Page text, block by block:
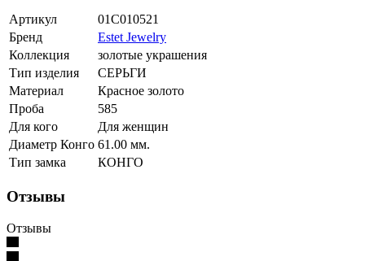
Артикул
01С010521
Бренд
Estet Jewelry
Коллекция
золотые украшения
Тип изделия
СЕРЬГИ
Материал
Красное золото
Проба
585
Для кого
Для женщин
Диаметр Конго 61.00 мм.
Тип замка
КОНГО
Отзывы
Отзывы